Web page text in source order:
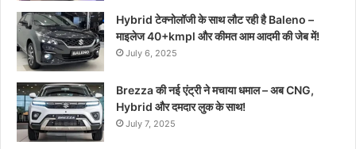
Hybrid टेक्नोलॉजी के साथ लौट रही है Baleno –
माइलेज 40+kmpl और कीमत आम आदमी की जेब में!
July 6, 2025
Brezza की नई एंट्री ने मचाया धमाल – अब CNG,
Hybrid और दमदार लुक के साथ!
July 7, 2025